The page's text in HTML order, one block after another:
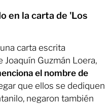
en la carta de 'Los
carta escrita
Guzmán Loera,
el nombre de
que ellos se dediquen
negaron también